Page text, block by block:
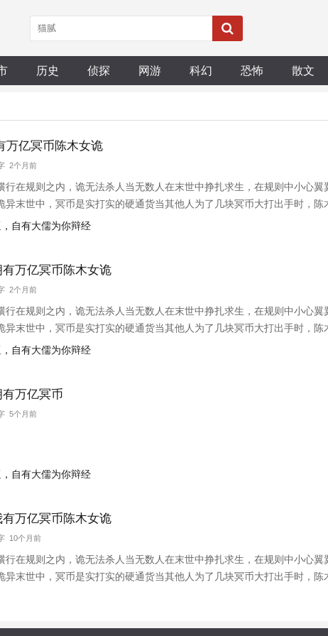
历史 侦探 网游 科幻 恐怖 散文
万亿冥币陈木女诡
2个月前
行在规则之内，诡无法杀人当无数人在末世中挣扎求生，在规则中小心
异末世中，冥币是实打实的硬通货当其他人为了几块冥币大打出手时，
一个个诡异场景，被陈木收入囊中。那边那头红衣女诡好像挺强的，要不
自有大儒为你辩经
万亿冥币陈木女诡
2个月前
行在规则之内，诡无法杀人当无数人在末世中挣扎求生，在规则中小心
异末世中，冥币是实打实的硬通货当其他人为了几块冥币大打出手时，
一个个诡异场景，被陈木收入囊中。那边那头红衣女诡好像挺强的，要不
自有大儒为你辩经
万亿冥币
5个月前
自有大儒为你辩经
万亿冥币陈木女诡
10个月前
行在规则之内，诡无法杀人当无数人在末世中挣扎求生，在规则中小心
异末世中，冥币是实打实的硬通货当其他人为了几块冥币大打出手时，
一个个诡异场景，被陈木收入囊中。那边那头红衣女诡好像挺强的，要不